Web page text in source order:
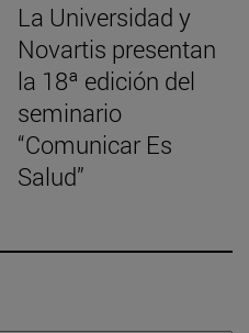
La Universidad y
Novartis presentan
la 18ª edición del
seminario
“Comunicar Es
Salud”